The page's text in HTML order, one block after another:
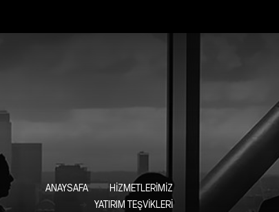
ANAYSAFA
HIZMETLERIMIZ
YATIRIM TEŞVIKLERI